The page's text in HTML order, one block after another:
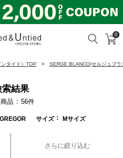
検索 カ
0
タイド）TOP SERGE BLANCO(セルジュブ
索結果
品 56件
サイズ Mサイズ
さらに絞り込む